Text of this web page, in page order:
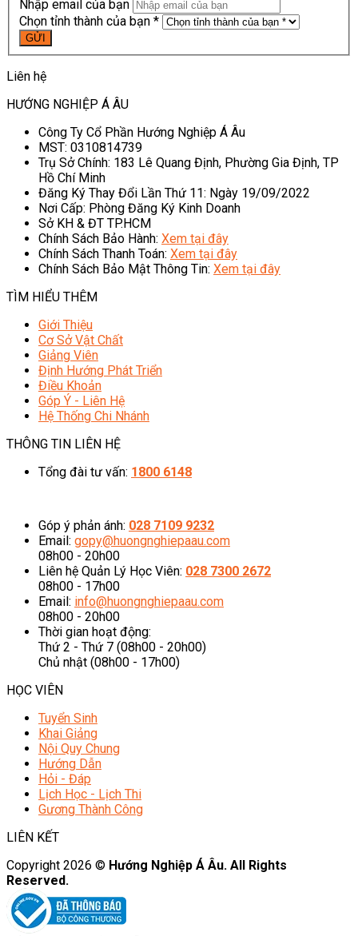
Nhập email của bạn
Chọn tỉnh thành của bạn *
Liên hệ
HƯỚNG NGHIỆP Á ÂU
Công Ty Cổ Phần Hướng Nghiệp Á Âu
MST: 0310814739
Trụ Sở Chính: 183 Lê Quang Định, Phường Gia Định, TP
Hồ Chí Minh
Đăng Ký Thay Đổi Lần Thứ 11: Ngày 19/09/2022
Nơi Cấp: Phòng Đăng Ký Kinh Doanh
Sở KH & ĐT TP.HCM
Chính Sách Bảo Hành: Xem tại đây
Chính Sách Thanh Toán: Xem tại đây
Chính Sách Bảo Mật Thông Tin: Xem tại đây
TÌM HIỂU THÊM
Giới Thiệu
Cơ Sở Vật Chất
Giảng Viên
Định Hướng Phát Triển
Điều Khoản
Góp Ý - Liên Hệ
Hệ Thống Chi Nhánh
THÔNG TIN LIÊN HỆ
Tổng đài tư vấn: 1800 6148
Góp ý phản ánh: 028 7109 9232
Email: gopy@huongnghiepaau.com
08h00 - 20h00
Liên hệ Quản Lý Học Viên: 028 7300 2672
08h00 - 17h00
Email: info@huongnghiepaau.com
08h00 - 20h00
Thời gian hoạt động:
Thứ 2 - Thứ 7 (08h00 - 20h00)
Chủ nhật (08h00 - 17h00)
HỌC VIÊN
Tuyển Sinh
Khai Giảng
Nội Quy Chung
Hướng Dẫn
Hỏi - Đáp
Lịch Học - Lịch Thi
Gương Thành Công
LIÊN KẾT
Copyright 2026 © Hướng Nghiệp Á Âu. All Rights
Reserved.